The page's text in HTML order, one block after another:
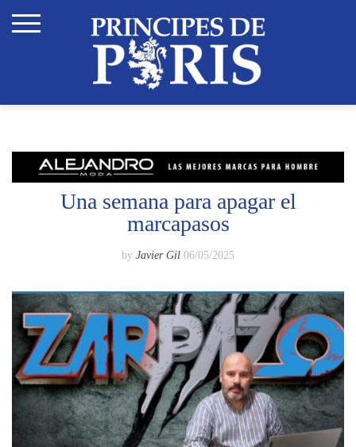
Una semana para apagar el
marcapasos
by Javier Gil 06/05/2025